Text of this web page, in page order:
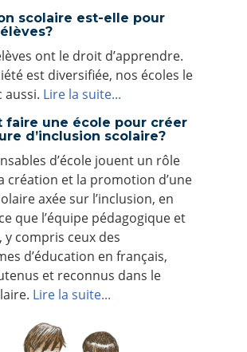
scolaire est-elle pour
ont le droit d’apprendre.
est diversifiée, nos écoles le
aussi. Lire la suite...
faire une école pour créer
d’inclusion scolaire?
d’école jouent un rôle
création et la promotion d’une
axée sur l’inclusion, en
que l’équipe pédagogique et
y compris ceux des
d’éducation en français,
et reconnus dans le
Lire la suite...